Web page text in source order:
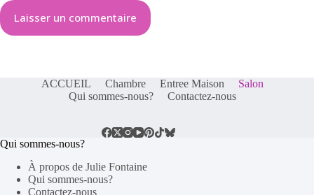
Laisser un commentaire
ACCUEIL Chambre Entree Maison
Salon
Qui sommes-nous?
Contactez-nous
Qui sommes-nous?
À propos de Julie Fontaine
Qui sommes-nous?
Contactez-nous